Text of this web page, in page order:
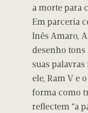
a morte para
Em parceria
Inês Amaro,
desenho tons
suas
ele, Ram V e
forma como
reflectem “a